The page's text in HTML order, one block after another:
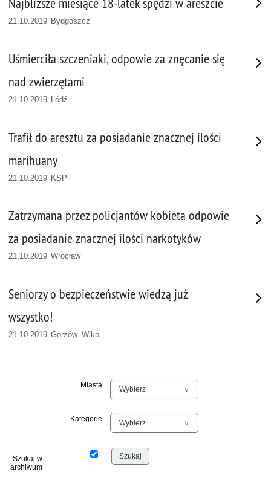
Najbliższe miesiące 18-latek spędzi w areszcie
21.10.2019 Bydgoszcz
Uśmierciła szczeniaki, odpowie za znęcanie się
nad zwierzętami
21.10.2019 Łódź
Trafił do aresztu za posiadanie znacznej ilości
marihuany
21.10.2019 KSP
Zatrzymana przez policjantów kobieta odpowie
za posiadanie znacznej ilości narkotyków
21.10.2019 Wrocław
Seniorzy o bezpieczeństwie wiedzą już
wszystko!
21.10.2019 Gorzów Wlkp.
Miasta
Kategorie
Szukaj w
archiwum